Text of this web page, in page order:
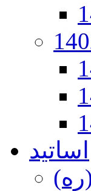
اساتید